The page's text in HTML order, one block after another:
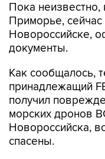
Пока неизвестно,
Приморье, сейчас
Новороссийске,
документы.
Как сообщалось,
принадлежащий
получил
морских дронов
Новороссийска,
спасены.